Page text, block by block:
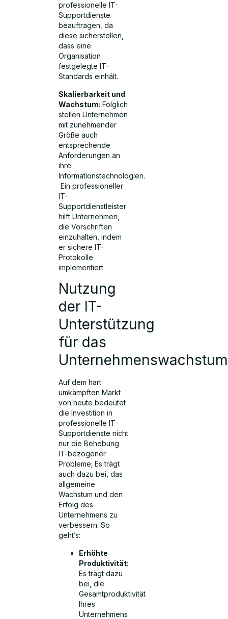
professionelle IT-
Supportdienste
beauftragen, da
diese sicherstellen,
dass eine
Organisation
festgelegte IT-
Standards einhält.
Skalierbarkeit und
Wachstum:Folglich
stellen Unternehmen
mit zunehmender
Größe auch
entsprechende
Anforderungen an
ihre
Informationstechnologien.
Ein professioneller
IT-
Supportdienstleister
hilft Unternehmen,
die Vorschriften
einzuhalten, indem
er sichere IT-
Protokolle
implementiert.
Nutzung
der IT-
Unterstützung
für das
Unternehmenswachstum
Auf dem hart
umkämpften Markt
von heute bedeutet
die Investition in
professionelle IT-
Supportdienste nicht
nur die Behebung
IT-bezogener
Probleme; Es trägt
auch dazu bei, das
allgemeine
Wachstum und den
Erfolg des
Unternehmens zu
verbessern. So
geht’s:
Erhöhte
Produktivität:
Es trägt dazu
bei, die
Gesamtproduktivität
Ihres
Unternehmens